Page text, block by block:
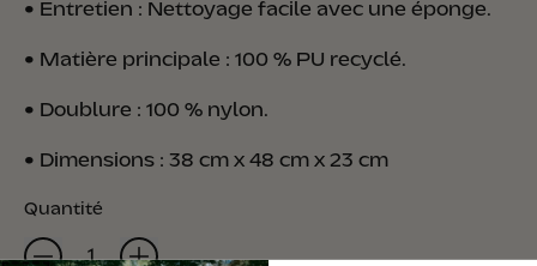
• Entretien : Nettoyage facile avec une éponge.
• Matière principale : 100 % PU recyclé.
• Doublure : 100 % nylon.
• Dimensions : 38 cm x 48 cm x 23 cm
Quantité